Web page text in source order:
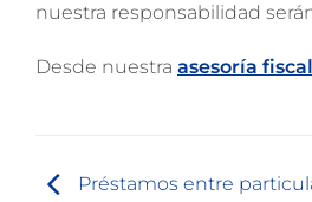
nuestra responsabilidad
Desde nuestra asesoría
Préstamos entre